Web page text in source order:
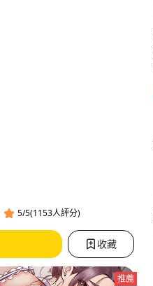
5/5(1153人評分)
收藏
推薦